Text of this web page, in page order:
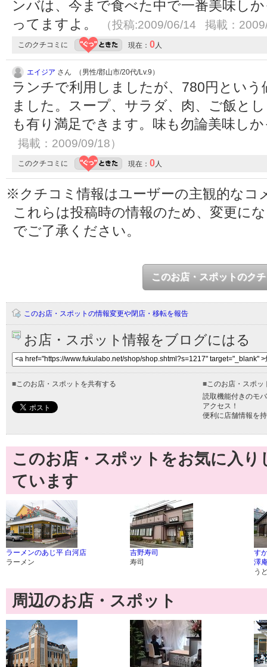
ンバは、今まで食べた中で一番美味し
ってますよ。
（投稿:2009/06/14 掲載：
このクチコミに 現在： 0 人
エイジア さん （男性/郡山市/20代/Lv.9）
ランチで利用しましたが、780円とい
ました。スープ、サラダ、肉、ご飯と
も有り満足できます。味も勿論美味し
掲載：2009/09/18）
このクチコミに 現在： 0 人
※クチコミ情報はユーザーの主観的なコ
これらは投稿時の情報のため、変更に
でご了承ください。
このお店・スポットのク
このお店・スポットの情報変更や閉店・移転を報告
お店・スポット情報をブログにはる
■ このお店・スポットを共有する ■ このお店・スポ
読取機能付きのモ
アクセス！
便利に店舗情報を
このお店・スポットをお気に入
ています
ラーメンのあじ平 白河店
ラーメン
吉野寿司
寿司
す
澤
う
周辺のお店・スポット